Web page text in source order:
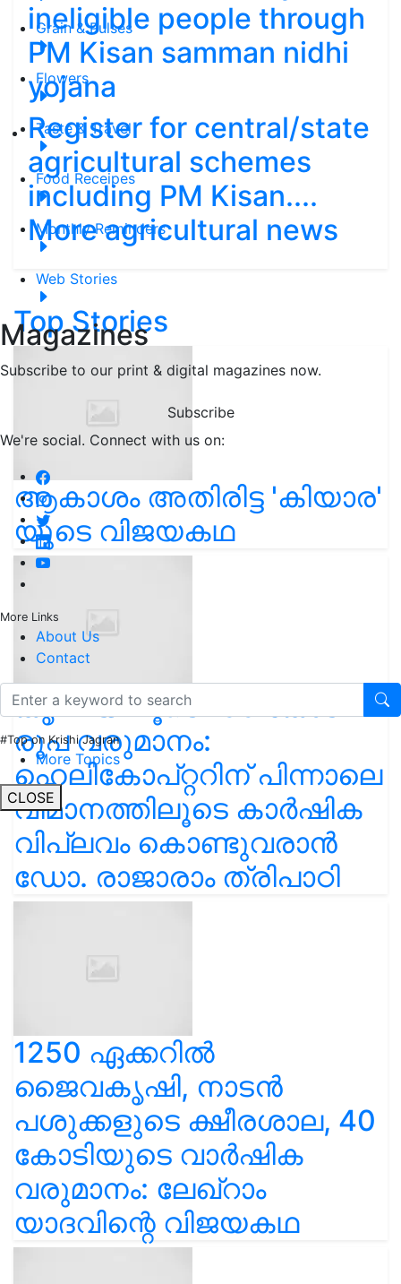
Grain & Pulses
Flowers
Taste & Travel
Food Receipes
Monthly Reminders
Web Stories
Magazines
Subscribe to our print & digital magazines now.
Subscribe
We're social. Connect with us on:
More Links
About Us
Contact
#Top on Krishi Jagran
More Topics
CLOSE
ineligible people through
PM Kisan samman nidhi
yojana
Register for central/state
agricultural schemes
including PM Kisan....
More agricultural news
Top Stories
ആകാശം അതിരിട്ട 'കിയാര'
യുടെ വിജയകഥ
കൃഷിയിലൂടെ 100 കോടി
രൂപ വരുമാനം:
ഹെലികോപ്റ്ററിന് പിന്നാലെ
വിമാനത്തിലൂടെ കാർഷിക
വിപ്ലവം കൊണ്ടുവരാൻ
ഡോ. രാജാരാം ത്രിപാഠി
1250 ഏക്കറിൽ
ജൈവകൃഷി, നാടൻ
പശുക്കളുടെ ക്ഷീരശാല, 40
കോടിയുടെ വാർഷിക
വരുമാനം: ലേഖ്‌റാം
യാദവിന്റെ വിജയകഥ